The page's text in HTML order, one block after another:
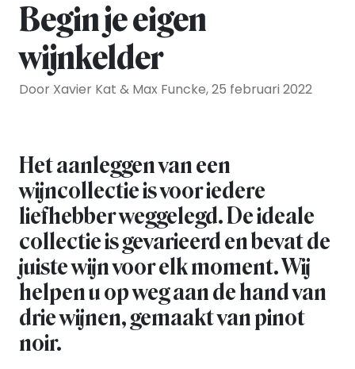
Begin je eigen
wijnkelder
Door Xavier Kat & Max Funcke, 25 februari 2022
Het aanleggen van een
wijncollectie is voor iedere
liefhebber weggelegd. De ideale
collectie is gevarieerd en bevat de
juiste wijn voor elk moment. Wij
helpen u op weg aan de hand van
drie wijnen, gemaakt van pinot
noir.